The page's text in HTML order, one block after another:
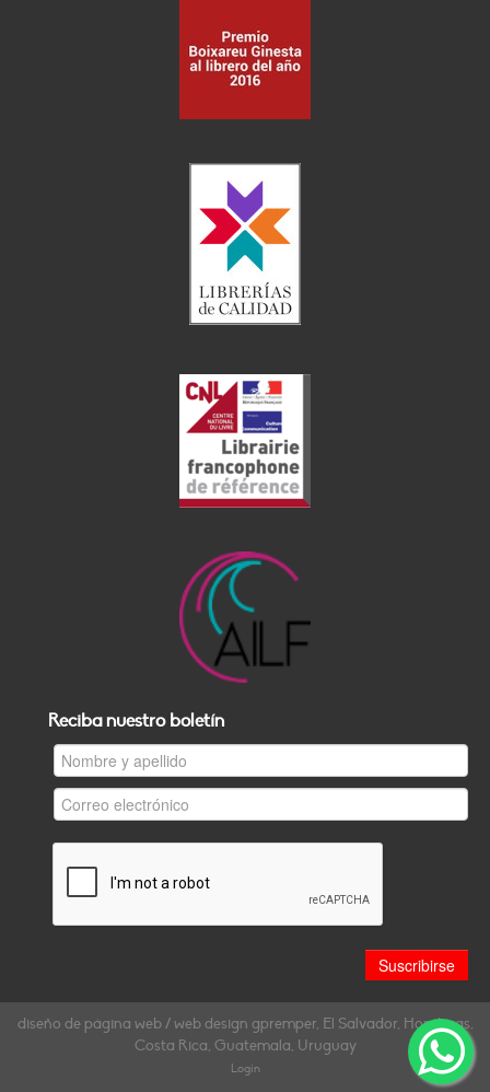
Reciba nuestro boletín
diseño de página web / web design gpremper, El Salvador, Honduras,
Costa Rica, Guatemala, Uruguay
Login